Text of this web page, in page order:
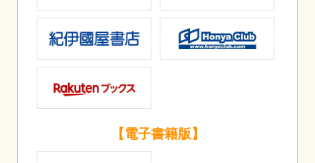
【電子書籍版】